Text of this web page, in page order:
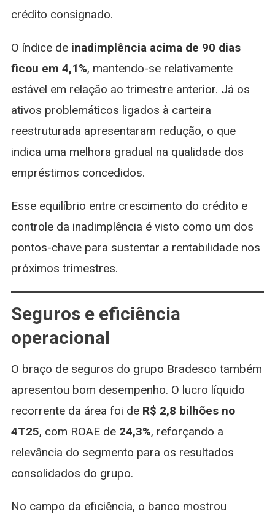
crédito consignado.
O índice de inadimplência acima de 90 dias
ficou em 4,1%, mantendo-se relativamente
estável em relação ao trimestre anterior. Já os
ativos problemáticos ligados à carteira
reestruturada apresentaram redução, o que
indica uma melhora gradual na qualidade dos
empréstimos concedidos.
Esse equilíbrio entre crescimento do crédito e
controle da inadimplência é visto como um dos
pontos-chave para sustentar a rentabilidade nos
próximos trimestres.
Seguros e eficiência
operacional
O braço de seguros do grupo Bradesco também
apresentou bom desempenho. O lucro líquido
recorrente da área foi de R$ 2,8 bilhões no
4T25, com ROAE de 24,3%, reforçando a
relevância do segmento para os resultados
consolidados do grupo.
No campo da eficiência, o banco mostrou